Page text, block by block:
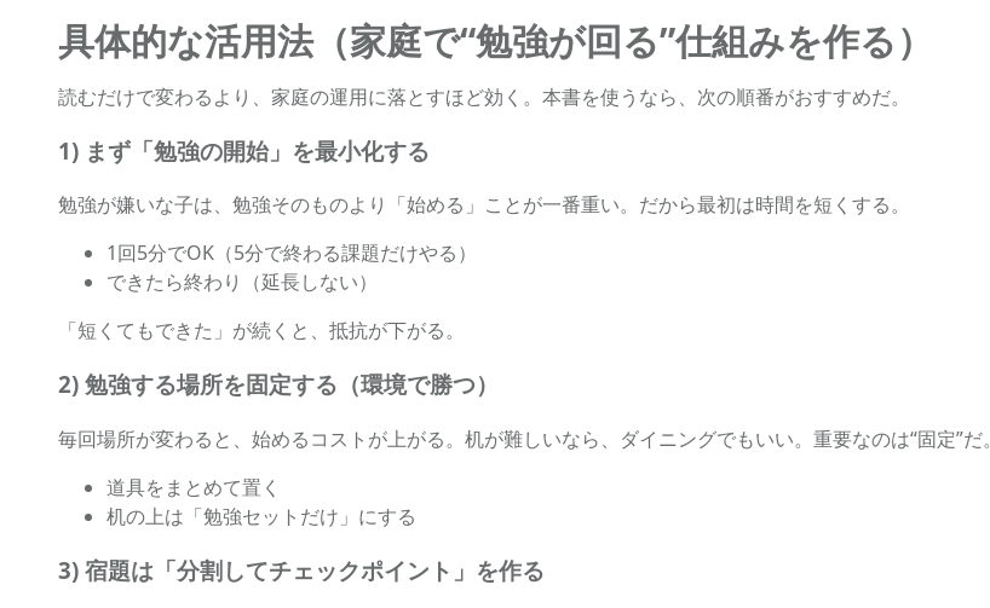
具体的な活用法（家庭で“勉強が回る”仕組みを作る）
読むだけで変わるより、家庭の運用に落とすほど効く。本書を使うなら、次の順番がおすすめだ。
1) まず「勉強の開始」を最小化する
勉強が嫌いな子は、勉強そのものより「始める」ことが一番重い。だから最初は時間を短くする。
1回5分でOK（5分で終わる課題だけやる）
できたら終わり（延長しない）
「短くてもできた」が続くと、抵抗が下がる。
2) 勉強する場所を固定する（環境で勝つ）
毎回場所が変わると、始めるコストが上がる。机が難しいなら、ダイニングでもいい。重要なのは“固定”だ。
道具をまとめて置く
机の上は「勉強セットだけ」にする
3) 宿題は「分割してチェックポイント」を作る